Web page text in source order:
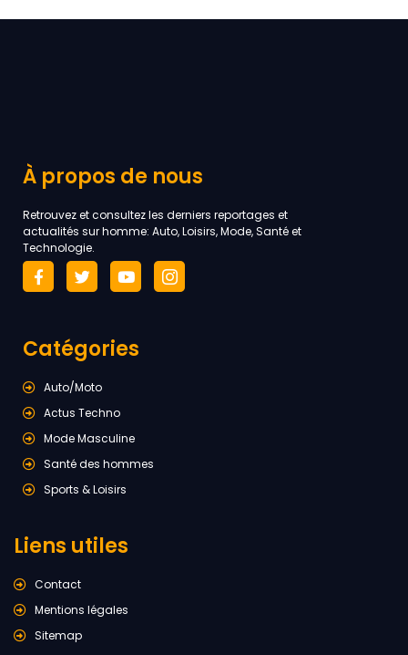
À propos de nous
Retrouvez et consultez les derniers reportages et
actualités sur homme: Auto, Loisirs, Mode, Santé et
Technologie.
Catégories
Auto/Moto
Actus Techno
Mode Masculine
Santé des hommes
Sports & Loisirs
Liens utiles
Contact
Mentions légales
Sitemap